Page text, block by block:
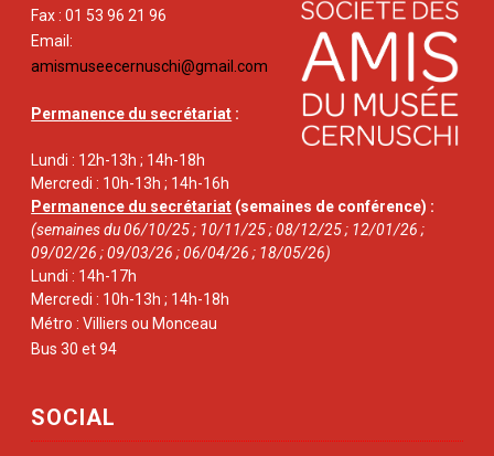
Fax : 01 53 96 21 96
Email:
amismuseecernuschi@gmail.com
Permanence du secrétariat :
Lundi : 12h-13h ; 14h-18h
Mercredi : 10h-13h ; 14h-16h
Permanence du secrétariat (semaines de conférence) :
(semaines du 06/10/25 ; 10/11/25 ; 08/12/25 ; 12/01/26 ;
09/02/26 ; 09/03/26 ; 06/04/26 ; 18/05/26)
Lundi : 14h-17h
Mercredi : 10h-13h ; 14h-18h
Métro : Villiers ou Monceau
Bus 30 et 94
SOCIAL